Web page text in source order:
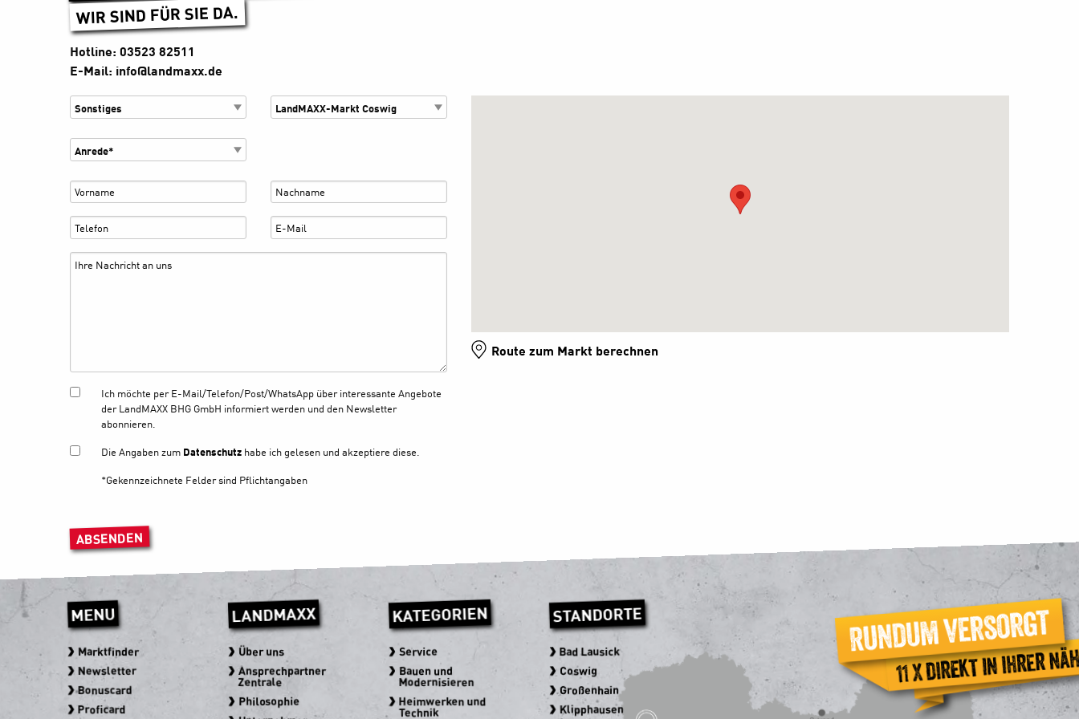
WIR SIND FÜR SIE DA.
Hotline: 03523 82511
E-Mail: info@landmaxx.de
Ich möchte per E-Mail/Telefon/Post/WhatsApp über interessante Angebote
der LandMAXX BHG GmbH informiert werden und den Newsletter
abonnieren.
Die Angaben zum Datenschutz habe ich gelesen und akzeptiere diese.
*Gekennzeichnete Felder sind Pflichtangaben
Route zum Markt berechnen
MENU
Marktfinder
Newsletter
Bonuscard
Proficard
LANDMAXX
Über uns
Ansprechpartner
Zentrale
Philosophie
KATEGORIEN
Service
Bauen und
Modernisieren
Heimwerken und
Technik
STANDORTE
Bad Lausick
Coswig
Großenhain
Klipphausen